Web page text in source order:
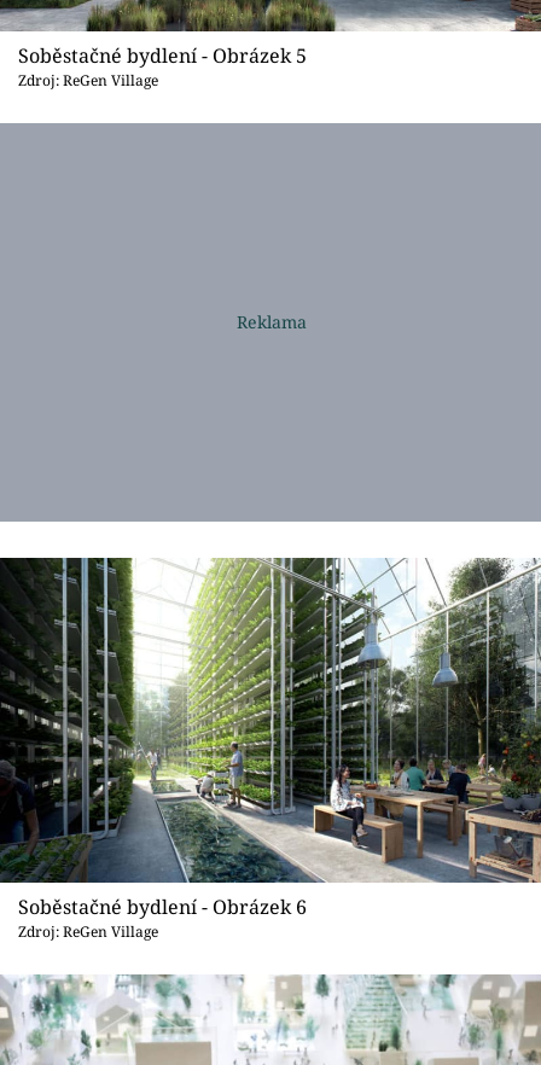
Soběstačné bydlení - Obrázek 5
Zdroj: ReGen Village
Soběstačné bydlení - Obrázek 6
Zdroj: ReGen Village